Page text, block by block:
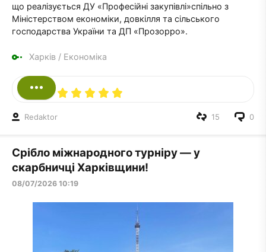
що реалізується ДУ «Професійні закупівлі»спільно з
Міністерством економіки, довкілля та сільського
господарства України та ДП «Прозорро».
Харків / Економіка
Redaktor 0
15
Срібло міжнародного турніру — у
скарбничці Харківщини!
08/07/2026 10:19